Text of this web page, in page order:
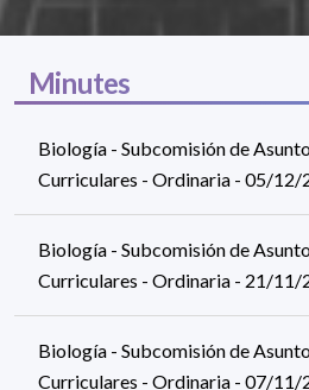
Minutes
Biología - Subcomisión de
Curriculares - Ordinaria - 05/12/
Biología - Subcomisión de
Curriculares - Ordinaria - 21/11/
Biología - Subcomisión de
Curriculares - Ordinaria - 07/11/